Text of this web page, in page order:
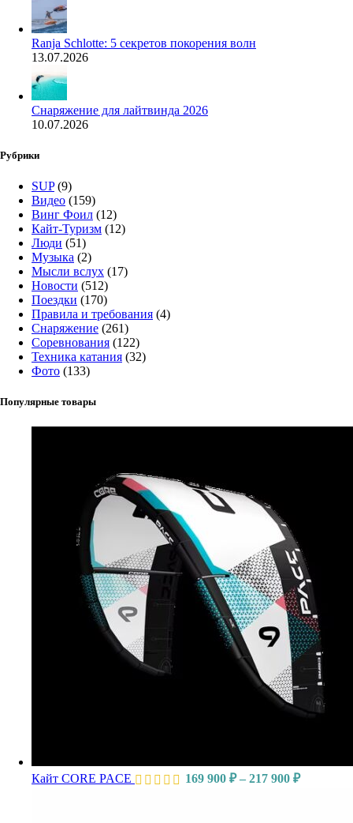
Ranja Schlotte: 5 секретов покорения волн
13.07.2026
Снаряжение для лайтвинда 2026
10.07.2026
Рубрики
SUP(9)
Видео (159)
Винг Фоил (12)
Кайт-Туризм (12)
Люди (51)
Музыка (2)
Мысли вслух (17)
Новости (512)
Поездки (170)
Правила и требования (4)
Снаряжение (261)
Соревнования (122)
Техника катания (32)
Фото (133)
Популярные товары
Кайт CORE PACE 169 900 ₽ – 217 900 ₽